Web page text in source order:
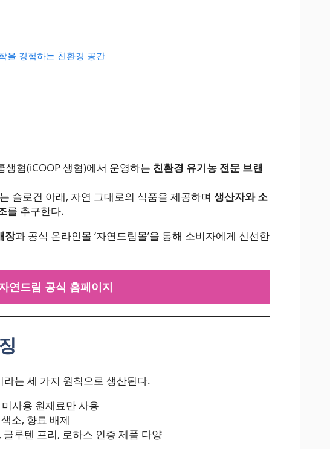
을 경험하는 친환경 공간
생협(iCOOP 생협)에서 운영하는 친환경 유기농 전문 브랜
슬로건 아래, 자연 그대로의 식품을 제공하며 생산자와 소
를 추구한다.
장과 공식 온라인몰 ‘자연드림몰’을 통해 소비자에게 신선한
연드림 공식 홈페이지
라는 세 가지 원칙으로 생산된다.
사용 원재료만 사용
소, 향료 배제
글루텐 프리, 로하스 인증 제품 다양